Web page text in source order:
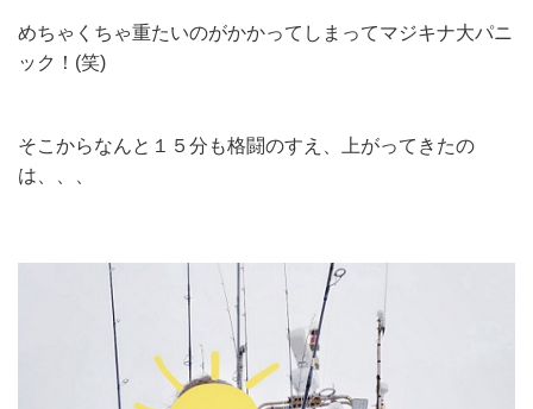
めちゃくちゃ重たいのがかかってしまってマジキナ大パニ
ック！(笑)
そこからなんと１５分も格闘のすえ、上がってきたの
は、、、